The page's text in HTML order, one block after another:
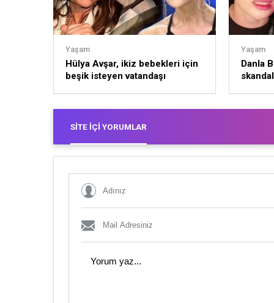
Yaşam
Hülya Avşar, ikiz bebekleri için
beşik isteyen vatandaşı
Yaşam
Danla
SITE İÇI YORUMLAR